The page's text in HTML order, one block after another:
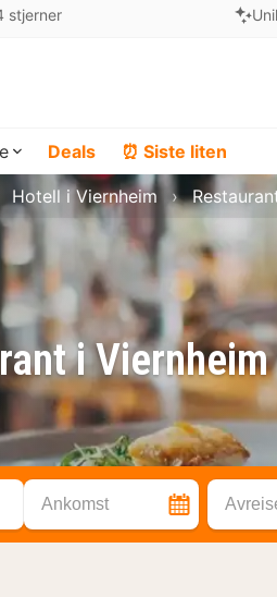
stjerner
Deals ⏰ Siste liten
i Viernheim
Hotell i Viernheim
Ankomst